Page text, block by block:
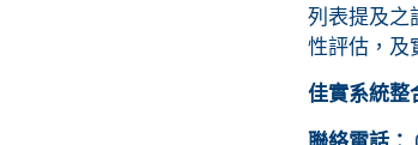
列表提及之
性評估，及
佳實系統整